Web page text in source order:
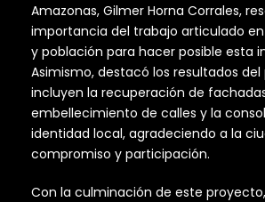
Amazonas, Gilmer Horna Corrales,
importancia del trabajo articulado
y población para hacer posible esta
Asimismo, destacó los resultados
incluyen la recuperación de
embellecimiento de calles y la
identidad local, agradeciendo a la
compromiso y participación.
Con la culminación de este